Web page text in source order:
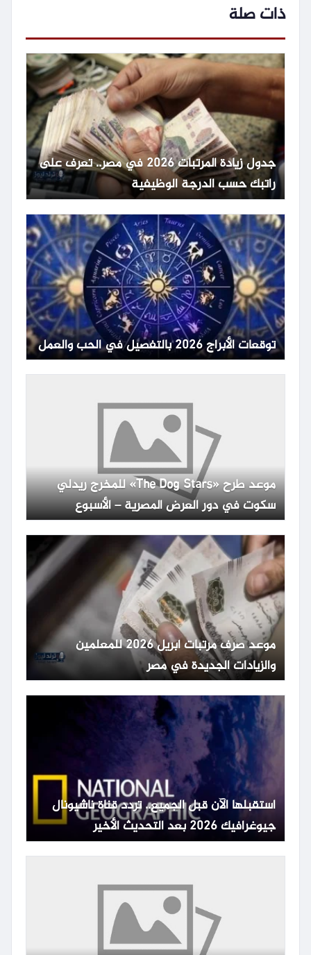
ذات صلة
جدول زيادة المرتبات 2026 في مصر.. تعرف على
راتبك حسب الدرجة الوظيفية
توقعات الأبراج 2026 بالتفصيل في الحب والعمل
موعد طرح «The Dog Stars» للمخرج ريدلي
سكوت في دور العرض المصرية – الأسبوع
موعد صرف مرتبات أبريل 2026 للمعلمين
والزيادات الجديدة في مصر
استقبلها الآن قبل الجميع.. تردد قناة ناشيونال
جيوغرافيك 2026 بعد التحديث الأخير